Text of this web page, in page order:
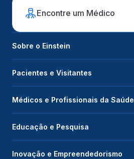
Encontre um Médico
Sobre o Einstein
Pacientes e Visitantes
Médicos e Profissionais da Saúde
Educação e Pesquisa
Inovação e Empreendedorismo